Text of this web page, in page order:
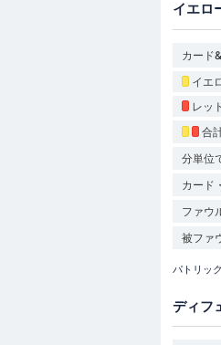
イエロ
カード
イエ
レッ
合
分単位
カード
ファウ
被ファ
パトリッ
ディフ